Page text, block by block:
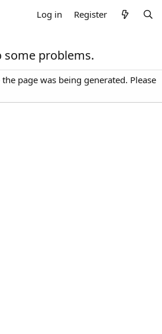
Log in Register
some problems.
page was being generated. Please